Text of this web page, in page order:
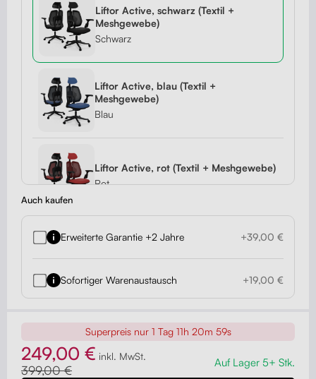
Liftor Active, schwarz (Textil +
Meshgewebe)
Schwarz
Liftor Active, blau (Textil +
Meshgewebe)
Blau
Liftor Active, rot (Textil + Meshgewebe)
Rot
Liftor Active, schwarz (echtes Leder)
Schwarz
Orange
Auch kaufen
Erweiterte Garantie +2 Jahre +39,00 €
Sofortiger Warenaustausch +19,00 €
Superpreis nur 1 Tag 11h 20m 59s
249,00 € inkl. MwSt.
399,00 €
Auf Lager 5+ Stk.